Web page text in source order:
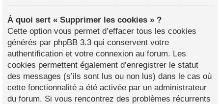
À quoi sert « Supprimer les cookies » ?
Cette option vous permet d’effacer tous les cookies
générés par phpBB 3.3 qui conservent votre
authentification et votre connexion au forum. Les
cookies permettent également d’enregistrer le statut
des messages (s’ils sont lus ou non lus) dans le cas où
cette fonctionnalité a été activée par un administrateur
du forum. Si vous rencontrez des problèmes récurrents